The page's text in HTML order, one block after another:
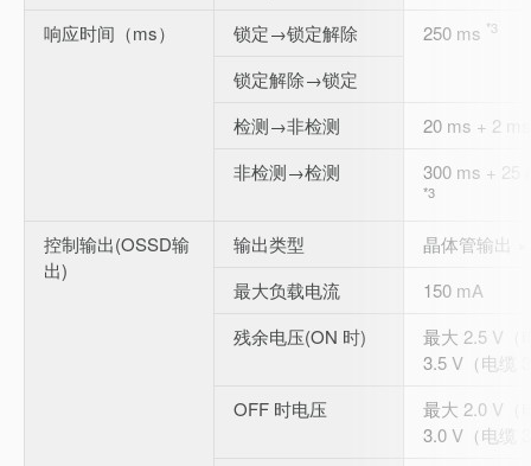
响应时间（ms） 锁定→锁定解除 250 ms *3
锁定解除→锁定
检测→非检测
20 ms + 2
非检测→检测
300 ms + 25
*3
控制输出(OSSD输
出)
输出类型
晶体管输出
最大负载电流
150 mA
残余电压(ON 时)
最大 2.5 V（
3.5 V（电缆
OFF 时电压
最大 2.0 V（
3.0 V（电缆